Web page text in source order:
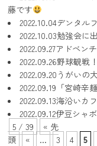
藤です
2022.10.04デンタル
2022.10.03勉強会に
2022.09.27アドベン
2022.09.26野球観戦
2022.09.20 うがいの
2022.09.19 「宮崎辛
2022.09.13海沿いカ
2022.09.12伊豆シャ
5 / 39
« 先
頭
« ... 3 4 5